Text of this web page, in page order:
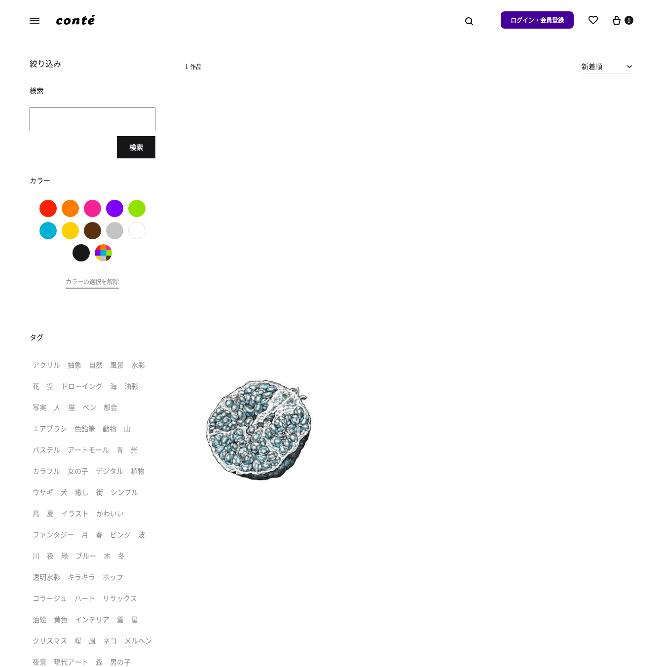
ら
た
の
ログイン・会員登録 0
1 作品 新着順
絞り込み
検索
検索
カラー
カラーの選択を解除
タグ
アクリル 抽象 自然 風景 水彩
花 空 ドローイング 海 油彩
写実 人 猫 ペン 都会
エアブラシ 色鉛筆 動物 山
パステル アートモール 青 光
カラフル 女の子 デジタル 植物
ウサギ 犬 癒し 街 シンプル
鳥 夏 イラスト かわいい
ファンタジー 月 春 ピンク 波
川 夜 緑 ブルー 木 冬
透明水彩 キラキラ ポップ
コラージュ ハート リラックス
油絵 黄色 インテリア 雲 星
クリスマス 桜 風 ネコ メルヘン
夜景 現代アート 森 男の子